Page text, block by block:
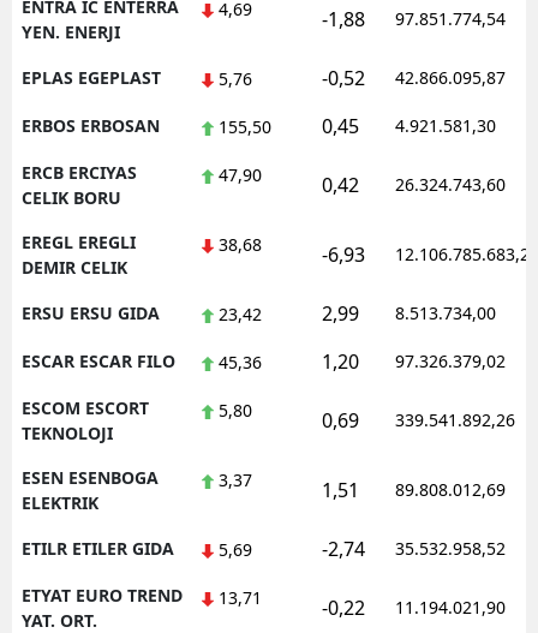
ENTRA IC ENTERRA
YEN. ENERJI
4,69 -1,88 97.851.774,54
EPLAS EGEPLAST 5,76 -0,52 42.866.095,87
ERBOS ERBOSAN 155,50 0,45 4.921.581,30
ERCB ERCIYAS
CELIK BORU
47,90 0,42 26.324.743,60
EREGL EREGLI
DEMIR CELIK
38,68 -6,93 12.106.785.683,20
ERSU ERSU GIDA 23,42 2,99 8.513.734,00
ESCAR ESCAR FILO 45,36 1,20 97.326.379,02
ESCOM ESCORT
TEKNOLOJI
5,80 0,69 339.541.892,26
ESEN ESENBOGA
ELEKTRIK
3,37 1,51 89.808.012,69
ETILR ETILER GIDA 5,69 -2,74 35.532.958,52
ETYAT EURO TREND
YAT. ORT.
13,71 -0,22 11.194.021,90